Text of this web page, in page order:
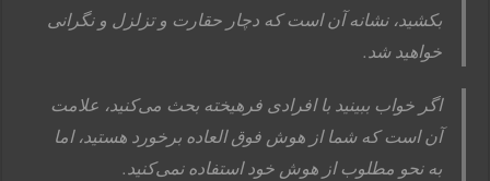
بکشید، نشانه آن است که دچار حقارت و تزلزل و نگرانی
خواهید شد.
اگر خواب ببینید با افرادی فرهیخته بحث می‌کنید، علامت
آن است که شما از هوش فوق العاده برخورد هستید، اما
به نحو مطلوب از هوش خود استفاده نمی‌کنید.